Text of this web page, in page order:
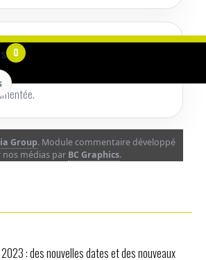
0 pour le moment.
avec un retour utile, une précision ou
Group. Module commentaire développé
nos médias par BC Graphics.
: des nouvelles dates et des nouveaux